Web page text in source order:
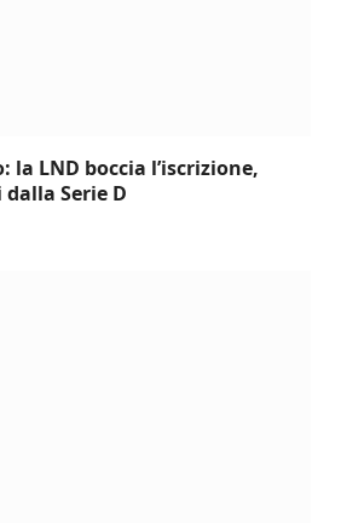
la LND boccia l’iscrizione,
Serie D